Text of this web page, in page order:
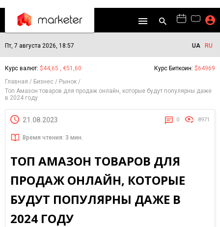
Пт, 7 августа 2026, 18:57 UA RU
Курс валют: $44,65 , €51,60 Курс Биткоин: $64969
Главная
Бизнес
Рынок
Топ Амазон товаров для продаж онлайн, которые будут популярны даже
в 2024 году
21.08.2023 0 8971
Время чтения: 3 мин.
ТОП АМАЗОН ТОВАРОВ ДЛЯ
ПРОДАЖ ОНЛАЙН, КОТОРЫЕ
БУДУТ ПОПУЛЯРНЫ ДАЖЕ В
2024 ГОДУ